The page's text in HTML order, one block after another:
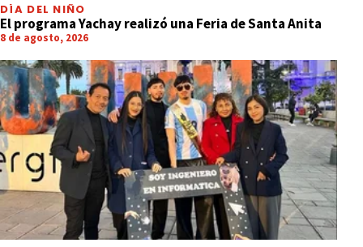
DÍA DEL NIÑO
El programa Yachay realizó una Feria de Santa Anita
8 de agosto, 2026